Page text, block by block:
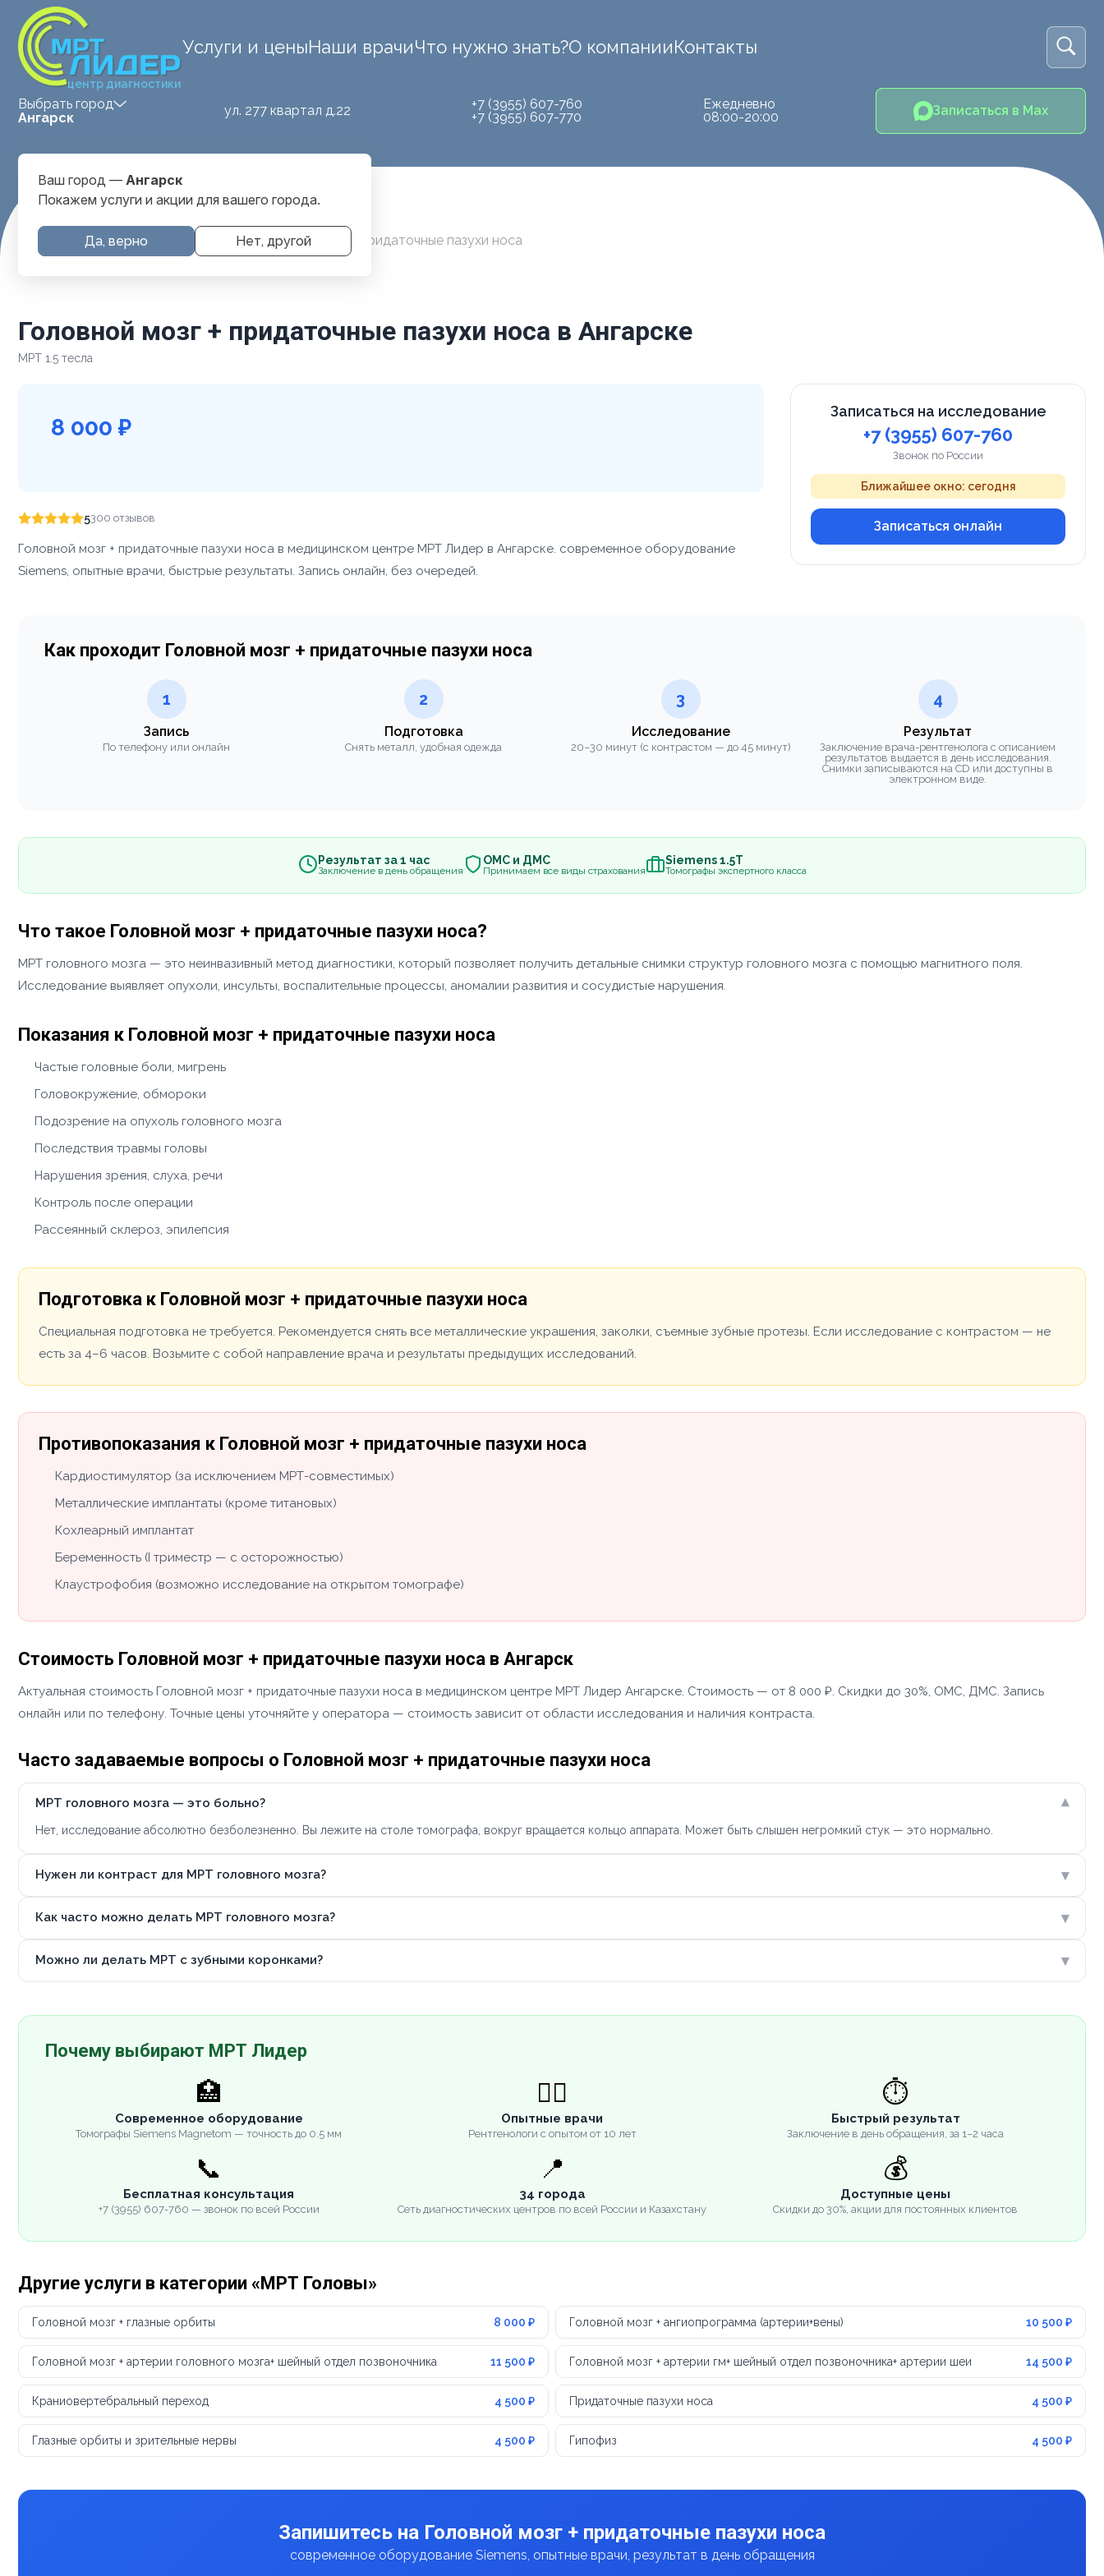
центр диагностики
Услуги и ценыНаши врачиЧто нужно знать?О компанииКонтакты
Выбрать город
Ангарск
ул. 277 квартал д.22
+7 (3955) 607-760
+7 (3955) 607-770
Ежедневно
08:00-20:00
Записаться в Max
Ваш город — Ангарск
Покажем услуги и акции для вашего города.
Да, верно Нет, другой
Услуги и цены МРТ Головы Головной мозг + придаточные пазухи носа
Головной мозг + придаточные пазухи носа в Ангарске
МРТ 1.5 тесла
8 000 ₽
5300 отзывов
Головной мозг + придаточные пазухи носа в медицинском центре МРТ Лидер в Ангарске. современное оборудование
Siemens, опытные врачи, быстрые результаты. Запись онлайн, без очередей.
Записаться на исследование
+7 (3955) 607-760
Звонок по России
Ближайшее окно: сегодня
Записаться онлайн
Как проходит Головной мозг + придаточные пазухи носа
1
Запись
По телефону или онлайн
2
Подготовка
Снять металл, удобная одежда
3
Исследование
20–30 минут (с контрастом — до 45 минут)
4
Результат
Заключение врача-рентгенолога с описанием
результатов выдается в день исследования.
Снимки записываются на CD или доступны в
электронном виде.
Результат за 1 час
Заключение в день обращения
ОМС и ДМС
Принимаем все виды страхования
Siemens 1.5Т
Томографы экспертного класса
Что такое Головной мозг + придаточные пазухи носа?
МРТ головного мозга — это неинвазивный метод диагностики, который позволяет получить детальные снимки структур головного мозга с помощью магнитного поля.
Исследование выявляет опухоли, инсульты, воспалительные процессы, аномалии развития и сосудистые нарушения.
Показания к Головной мозг + придаточные пазухи носа
Частые головные боли, мигрень
Головокружение, обмороки
Подозрение на опухоль головного мозга
Последствия травмы головы
Нарушения зрения, слуха, речи
Контроль после операции
Рассеянный склероз, эпилепсия
Подготовка к Головной мозг + придаточные пазухи носа
Специальная подготовка не требуется. Рекомендуется снять все металлические украшения, заколки, съемные зубные протезы. Если исследование с контрастом — не
есть за 4–6 часов. Возьмите с собой направление врача и результаты предыдущих исследований.
Противопоказания к Головной мозг + придаточные пазухи носа
Кардиостимулятор (за исключением МРТ-совместимых)
Металлические имплантаты (кроме титановых)
Кохлеарный имплантат
Беременность (I триместр — с осторожностью)
Клаустрофобия (возможно исследование на открытом томографе)
Стоимость Головной мозг + придаточные пазухи носа в Ангарск
Актуальная стоимость Головной мозг + придаточные пазухи носа в медицинском центре МРТ Лидер Ангарске. Стоимость — от 8 000 ₽. Скидки до 30%, ОМС, ДМС. Запись
онлайн или по телефону. Точные цены уточняйте у оператора — стоимость зависит от области исследования и наличия контраста.
Часто задаваемые вопросы о Головной мозг + придаточные пазухи носа
МРТ головного мозга — это больно? ▾
Нет, исследование абсолютно безболезненно. Вы лежите на столе томографа, вокруг вращается кольцо аппарата. Может быть слышен негромкий стук — это нормально.
Нужен ли контраст для МРТ головного мозга? ▾
Как часто можно делать МРТ головного мозга? ▾
Можно ли делать МРТ с зубными коронками? ▾
Почему выбирают МРТ Лидер
🏥
Современное оборудование
Томографы Siemens Magnetom — точность до 0.5 мм
👨‍⚕️
Опытные врачи
Рентгенологи с опытом от 10 лет
⏱️
Быстрый результат
Заключение в день обращения, за 1–2 часа
📞
Бесплатная консультация
+7 (3955) 607-760 — звонок по всей России
📍
34 города
Сеть диагностических центров по всей России и Казахстану
💰
Доступные цены
Скидки до 30%, акции для постоянных клиентов
Другие услуги в категории «МРТ Головы»
Головной мозг + глазные орбиты 8 000 ₽ Головной мозг + ангиопрограмма (артерии+вены) 10 500 ₽
Головной мозг + артерии головного мозга+ шейный отдел позвоночника 11 500 ₽ Головной мозг + артерии гм+ шейный отдел позвоночника+ артерии шеи 14 500 ₽
Краниовертебральный переход 4 500 ₽ Придаточные пазухи носа 4 500 ₽
Глазные орбиты и зрительные нервы 4 500 ₽ Гипофиз 4 500 ₽
Запишитесь на Головной мозг + придаточные пазухи носа
современное оборудование Siemens, опытные врачи, результат в день обращения